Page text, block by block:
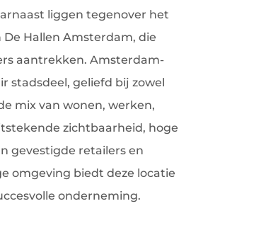
liggen tegenover het
Hallen Amsterdam, die
aantrekken. Amsterdam-
stadsdeel, geliefd bij zowel
mix van wonen, werken,
zichtbaarheid, hoge
gevestigde retailers en
omgeving biedt deze locatie
onderneming.